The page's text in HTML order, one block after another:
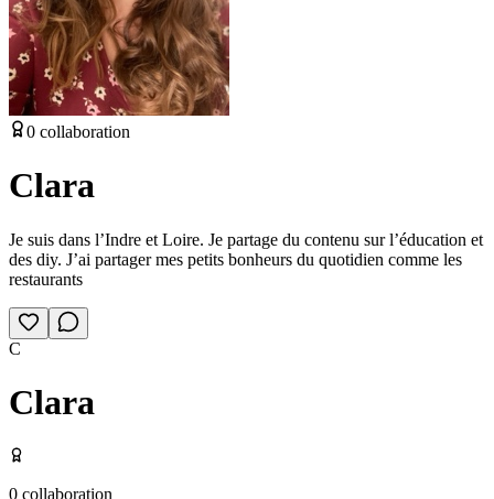
0 collaboration
Clara
Je suis dans l’Indre et Loire. Je partage du contenu sur l’éducation et
des diy. J’ai partager mes petits bonheurs du quotidien comme les
restaurants
C
Clara
0 collaboration